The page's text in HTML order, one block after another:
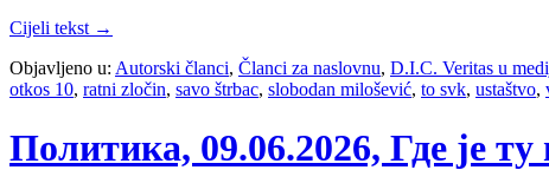
Cijeli tekst →
Objavljeno u: Autorski članci, Članci za naslovnu, D.I.C. Veritas u
otkos 10, ratni zločin, savo štrbac, slobodan milošević, to svk, ustaštvo,
Политика, 09.06.2026, Где је ту